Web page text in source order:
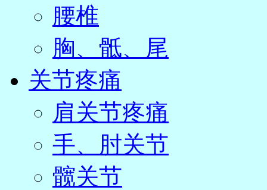
腰椎
胸、骶、尾
关节疼痛
肩关节疼痛
手、肘关节
髋关节